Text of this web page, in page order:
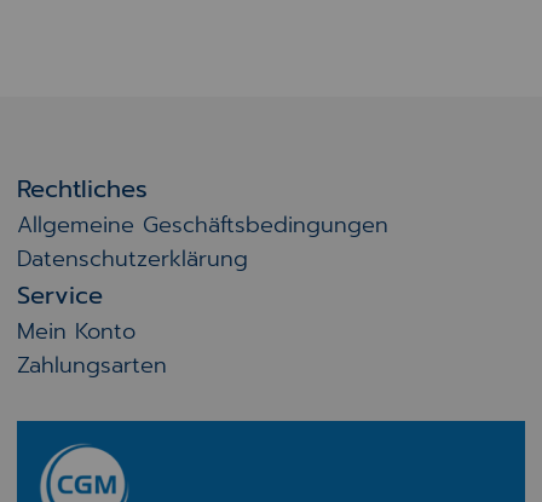
Rechtliches
Allgemeine Geschäftsbedingungen
Datenschutzerklärung
Service
Mein Konto
Zahlungsarten